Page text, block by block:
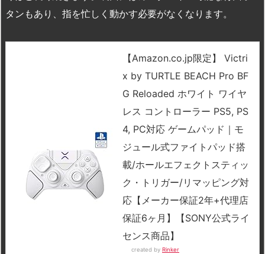
タンもあり、指を忙しく動かす必要がなくなります。
【Amazon.co.jp限定】 Victri
x by TURTLE BEACH Pro BF
G Reloaded ホワイト ワイヤ
レス コントローラー PS5, PS
4, PC対応 ゲームパッド｜モ
ジュール式ファイトパッド搭
載/ホールエフェクトスティッ
ク・トリガー/リマッピング対
応【メーカー保証2年+代理店
保証6ヶ月】【SONY公式ライ
センス商品】
created by Rinker